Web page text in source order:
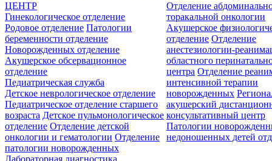
Отделение
торакальной онкологии
ЦЕНТР
Гинекологическое отделение
Родовое отделение Патологии
беременности отделение
Новорожденных отделение
Акушерское обсервационное
отделение
Акушерское
отделение Отделение
анестезиологии-
областного
центра Отделение
интенсивной терапии
новорожденных
акушерский
консультативный центр
Патологии
недоношенных детей
Педиатрическая служба
Детское неврологическое отделение
Педиатрическое отделение старшего
возраста Детское пульмонологическое
отделение Отделение детской
онкологии и гематологии Отделение
патологии новорожденных
Лабораторная диагностика